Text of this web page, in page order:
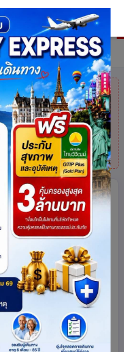
ทัวร์
หมดแล้วค่ะแต่ไม่
คล้ายกันได้ที่
2 แคว้น
แลนด์ 7วัน 4
(EK)
รป 120 share
ทัวร์